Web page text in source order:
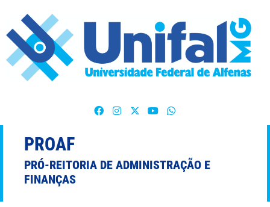
PROAF
PRÓ-REITORIA DE ADMINISTRAÇÃO E
FINANÇAS